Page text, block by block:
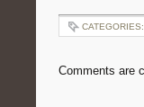
CATEGORIES:
Comments are